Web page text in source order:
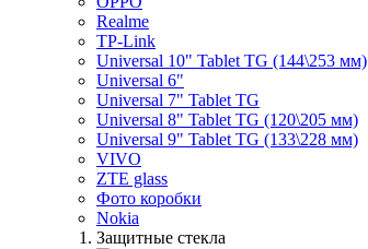
Realme
TP-Link
Universal 10" Tablet TG (144\253 мм)
Universal 6"
Universal 7" Tablet TG
Universal 8" Tablet TG (120\205 мм)
Universal 9" Tablet TG (133\228 мм)
VIVO
ZTE glass
Фото коробки
Nokia
Защитные стекла